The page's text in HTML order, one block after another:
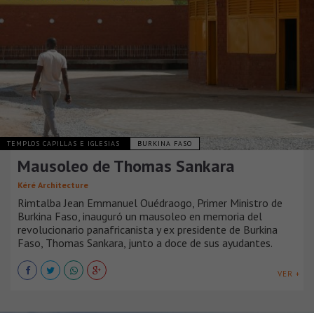
TEMPLOS CAPILLAS E IGLESIAS BURKINA FASO
Mausoleo de Thomas Sankara
Kéré Architecture
Rimtalba Jean Emmanuel Ouédraogo, Primer Ministro de
Burkina Faso, inauguró un mausoleo en memoria del
revolucionario panafricanista y ex presidente de Burkina
Faso, Thomas Sankara, junto a doce de sus ayudantes.
VER +